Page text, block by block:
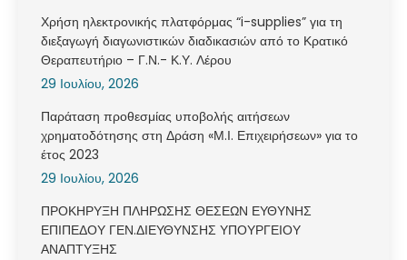
Χρήση ηλεκτρονικής πλατφόρμας “i-supplies” για τη
διεξαγωγή διαγωνιστικών διαδικασιών από το Κρατικό
Θεραπευτήριο – Γ.Ν.- Κ.Υ. Λέρου
29 Ιουλίου, 2026
Παράταση προθεσμίας υποβολής αιτήσεων
χρηματοδότησης στη Δράση «Μ.Ι. Επιχειρήσεων» για το
έτος 2023
29 Ιουλίου, 2026
ΠΡΟΚΗΡΥΞΗ ΠΛΗΡΩΣΗΣ ΘΕΣΕΩΝ ΕΥΘΥΝΗΣ
ΕΠΙΠΕΔΟΥ ΓΕΝ.ΔΙΕΥΘΥΝΣΗΣ ΥΠΟΥΡΓΕΙΟΥ
ΑΝΑΠΤΥΞΗΣ